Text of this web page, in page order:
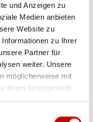
und Anzeigen zu
Medien anbieten
Website zu
zu Ihrer
Partner für
weiter. Unsere
möglicherweise mit
ihnen bereitgestellt
Nutzung der Dienste
kombi